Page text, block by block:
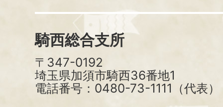
騎西総合支所
〒347-0192
埼玉県加須市騎西36番地1
電話番号：0480-73-1111（代表）